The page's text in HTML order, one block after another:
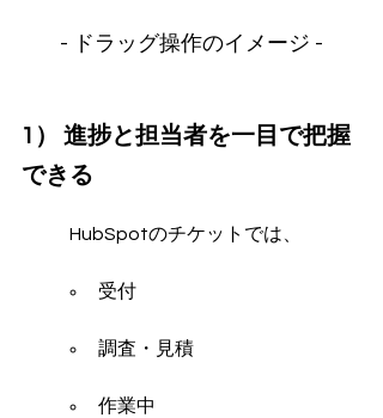
- ドラッグ操作のイメージ -
1） 進捗と担当者を一目で把握
できる
	HubSpotのチケットでは、
受付
調査・見積
作業中